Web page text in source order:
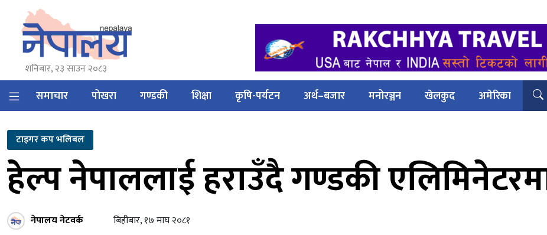
शनिबार, २३ साउन २०८३
समाचार पोखरा गण्डकी शिक्षा कृषि-पर्यटन अर्थ–बजार मनोरञ्जन खेलकुद अमेरिका
टाइगर कप भलिबल
हेल्प नेपाललाई हराउँदै गण्डकी
नेपालय नेटवर्क बिहीबार, १७ माघ २०८१